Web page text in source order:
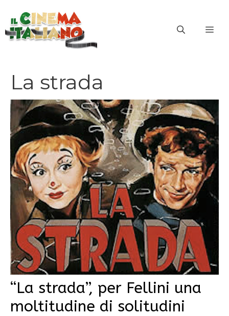
contenuto
La strada
“La strada”, per Fellini una
moltitudine di solitudini